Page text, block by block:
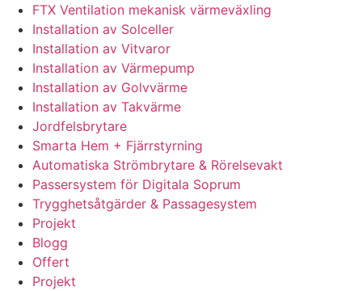
FTX Ventilation mekanisk värmeväxling
Installation av Solceller
Installation av Vitvaror
Installation av Värmepump
Installation av Golvvärme
Installation av Takvärme
Jordfelsbrytare
Smarta Hem + Fjärrstyrning
Automatiska Strömbrytare & Rörelsevakt
Passersystem för Digitala Soprum
Trygghetsåtgärder & Passagesystem
Projekt
Blogg
Offert
Projekt